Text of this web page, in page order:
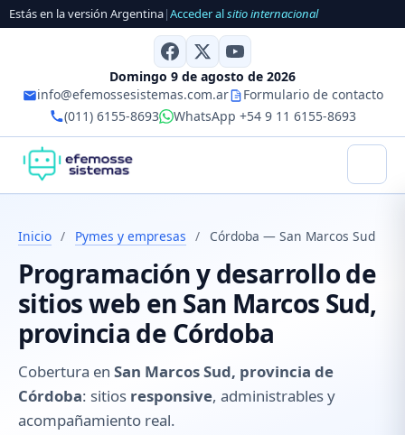
Estás en la versión Argentina|Acceder alsitio internacional
Domingo 9 de agosto de 2026
info@efemossesistemas.com.ar
Formulario de contacto
(011) 6155-8693
WhatsApp +54 9 11 6155-8693
Inicio / Pymes y empresas / Córdoba — San Marcos Sud
Programación y desarrollo de
sitios web en San Marcos Sud,
provincia de Córdoba
Cobertura en San Marcos Sud, provincia de
Córdoba: sitios responsive, administrables y
acompañamiento real.